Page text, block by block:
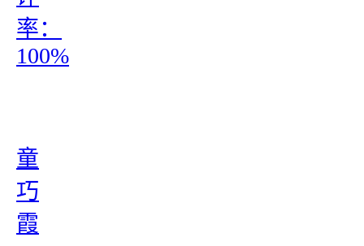
率：
100%
童
巧
霞